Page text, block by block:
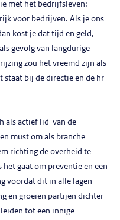
met het bedrijfsleven:
voor bedrijven. Als je ons
kost je dat tijd en geld,
gevolg van langdurige
zou het vreemd zijn als
staat bij de directie en de hr-
als actief lid van de
must om als branche
richting de overheid te
het gaat om preventie en een
voordat dit in alle lagen
en groeien partijen dichter
tot een innige